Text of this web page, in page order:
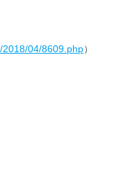
2018/04/8609.php）